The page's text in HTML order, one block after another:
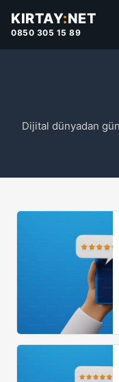
KIRTAY:NET
0850 305 15 89
Dijital dünyadan